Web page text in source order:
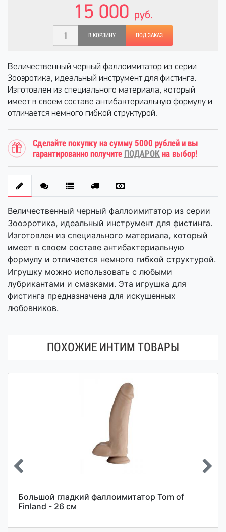
15 000 руб.
В КОРЗИНУ ПОД ЗАКАЗ
Величественный черный фаллоимитатор из серии
Зооэротика, идеальный инструмент для фистинга.
Изготовлен из специального материала, который
имеет в своем составе антибактериальную формулу и
отличается немного гибкой структурой.
Сделайте покупку на сумму 5000 рублей и вы
гарантированно получите ПОДАРОК на выбор!
Величественный черный фаллоимитатор из серии
Зооэротика, идеальный инструмент для фистинга.
Изготовлен из специального материала, который
имеет в своем составе антибактериальную
формулу и отличается немного гибкой структурой.
Игрушку можно использовать с любыми
лубрикантами и смазками. Эта игрушка для
фистинга предназначена для искушенных
любовников.
ПОХОЖИЕ ИНТИМ ТОВАРЫ
Большой гладкий фаллоимитатор Tom of
Finland - 26 см